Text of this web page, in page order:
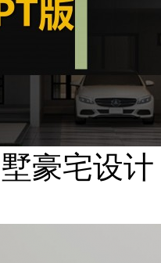
豪宅设计